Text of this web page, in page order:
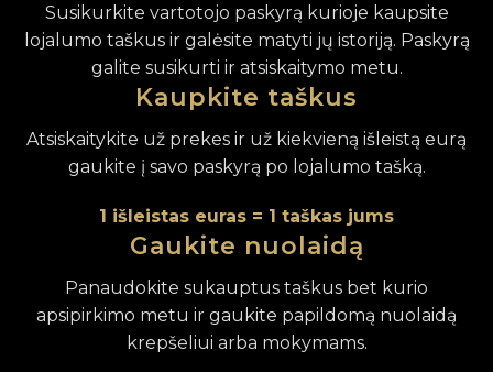
Susikurkite vartotojo paskyrą kurioje kaupsite
lojalumo taškus ir galėsite matyti jų istoriją. Paskyrą
galite susikurti ir atsiskaitymo metu.
Kaupkite taškus
Atsiskaitykite už prekes ir už kiekvieną išleistą eurą
gaukite į savo paskyrą po lojalumo tašką.
1 išleistas euras = 1 taškas jums
Gaukite nuolaidą
Panaudokite sukauptus taškus bet kurio
apsipirkimo metu ir gaukite papildomą nuolaidą
krepšeliui arba mokymams.